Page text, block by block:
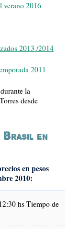
verano 2016
2013 /2014
2011
la
desde
Brasil en
en pesos
2010:
hs Tiempo de